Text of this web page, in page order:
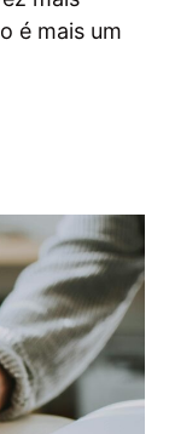
é mais um